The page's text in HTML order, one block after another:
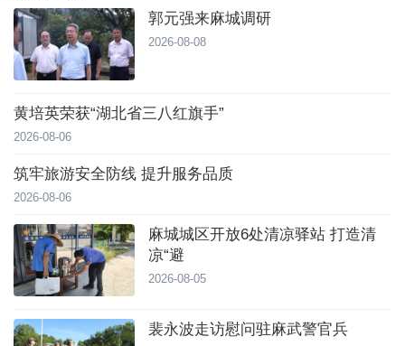
台风靠近！直冲40℃，黄冈高温预
郭元强来麻城调研
2026-08-08
黄培英荣获“湖北省三八红旗手”
2026-08-06
筑牢旅游安全防线 提升服务品质
2026-08-06
麻城城区开放6处清凉驿站 打造清
凉“避
2026-08-05
裴永波走访慰问驻麻武警官兵